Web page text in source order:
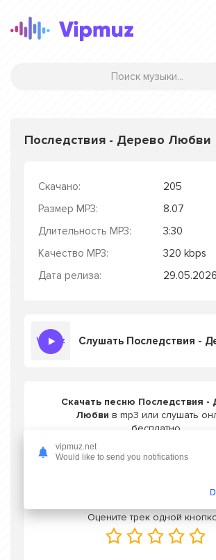
Последствия - Дерево Любви
Скачано:
205
Размер MP3:
8.07
Длительность MP3:
3:30
Качество MP3:
320 kbps
Дата релиза:
29.05.2026
Скачать песню Последствия -
Любви в mp3 или слушать
бесплатно
Оцените трек одной
vipmuz.net
Would like to send you notifications